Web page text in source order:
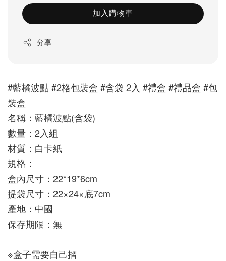
加入購物車
分享
#藍橘波點 #2格包裝盒 #含袋 2入 #禮盒 #禮品盒 #包
裝盒
名稱：藍橘波點(含袋)
數量：2入組
材質：白卡紙
規格：
盒內尺寸：22*19*6cm
提袋尺寸：22×24×底7cm
產地：中國
保存期限：無
※盒子需要自己摺